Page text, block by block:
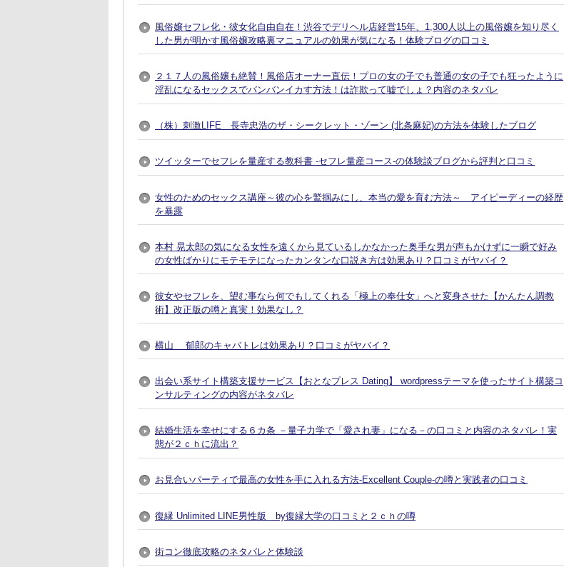
風俗嬢セフレ化・彼女化自由自在！渋谷でデリヘル店経営15年、1,300人以上の風俗嬢を知り尽く
した男が明かす風俗嬢攻略裏マニュアルの効果が気になる！体験ブログの口コミ
２１７人の風俗嬢も絶賛！風俗店オーナー直伝！プロの女の子でも普通の女の子でも狂ったように
淫乱になるセックスでバンバンイカす方法！は詐欺って嘘でしょ？内容のネタバレ
（株）刺激LIFE 長寺忠浩のザ・シークレット・ゾーン (北条麻妃)の方法を体験したブログ
ツイッターでセフレを量産する教科書 -セフレ量産コース-の体験談ブログから評判と口コミ
女性のためのセックス講座～彼の心を鷲掴みにし、本当の愛を育む方法～ アイピーディーの経歴
を暴露
本村 晃太郎の気になる女性を遠くから見ているしかなかった奥手な男が声もかけずに一瞬で好み
の女性ばかりにモテモテになったカンタンな口説き方は効果あり？口コミがヤバイ？
彼女やセフレを、望む事なら何でもしてくれる「極上の奉仕女」へと変身させた【かんたん調教
術】改正版の噂と真実！効果なし？
横山 郁郎のキャバトレは効果あり？口コミがヤバイ？
出会い系サイト構築支援サービス【おとなプレス Dating】 wordpressテーマを使ったサイト構築コ
ンサルティングの内容がネタバレ
結婚生活を幸せにする６カ条 －量子力学で「愛され妻」になる－の口コミと内容のネタバレ！実
態が２ｃｈに流出？
お見合いパーティで最高の女性を手に入れる方法-Excellent Couple-の噂と実践者の口コミ
復縁 Unlimited LINE男性版 by復縁大学の口コミと２ｃｈの噂
街コン徹底攻略のネタバレと体験談